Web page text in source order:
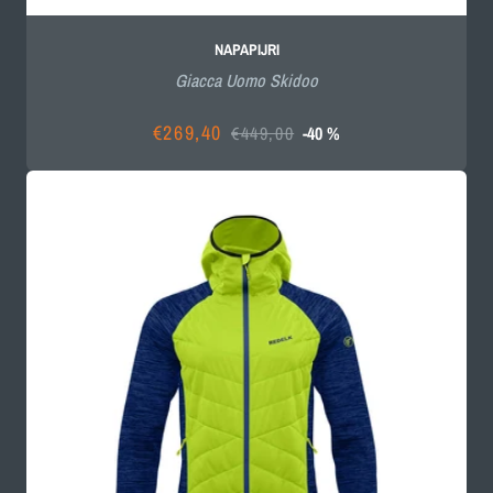
NAPAPIJRI
Giacca Uomo Skidoo
Prezzo
scontato
€269,40
Prezzo
di
€449,00 -40 %